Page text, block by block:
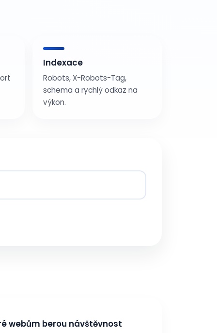
Indexace
Robots, X-Robots-Tag,
schema a rychlý odkaz na
výkon.
webům berou návštěvnost